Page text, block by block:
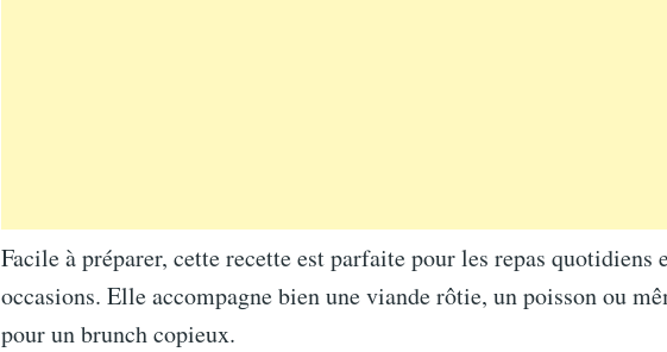
Facile à préparer, cette recette est parfaite pour les repas quotidiens
occasions. Elle accompagne bien une viande rôtie, un poisson ou
pour un brunch copieux.